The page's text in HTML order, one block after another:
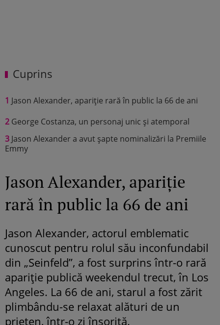
Cuprins
1 Jason Alexander, apariție rară în public la 66 de ani
2 George Costanza, un personaj unic și atemporal
3 Jason Alexander a avut șapte nominalizări la Premiile
Emmy
Jason Alexander, apariție
rară în public la 66 de ani
Jason Alexander, actorul emblematic
cunoscut pentru rolul său inconfundabil
din „Seinfeld”, a fost surprins într-o rară
apariție publică weekendul trecut, în Los
Angeles. La 66 de ani, starul a fost zărit
plimbându-se relaxat alături de un
prieten, într-o zi însorită.